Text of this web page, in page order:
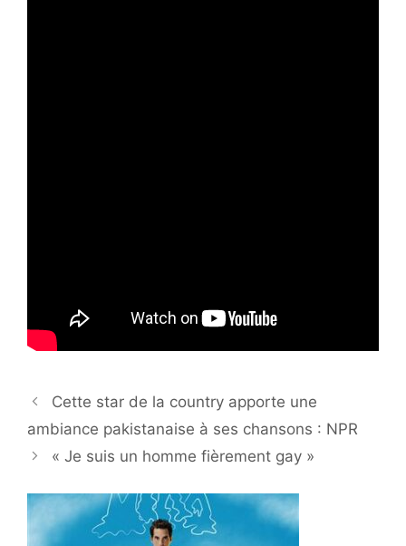
Cette star de la country apporte une
ambiance pakistanaise à ses chansons : NPR
« Je suis un homme fièrement gay »